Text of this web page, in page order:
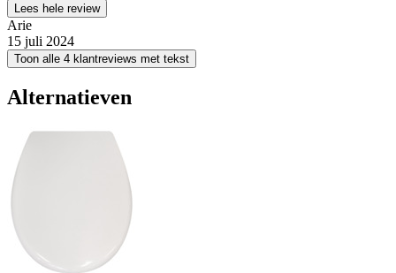
Lees hele review
Arie
15 juli 2024
Toon alle 4 klantreviews met tekst
Alternatieven